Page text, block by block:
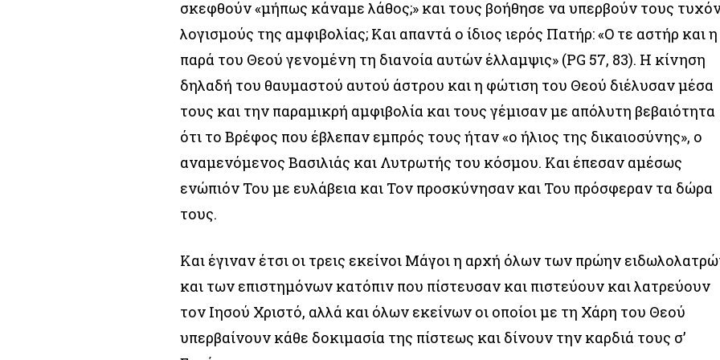
σκεφθούν «μήπως κάναμε λάθος;» και τους βοήθησε να υπερβούν τους
λογισμούς της αμφιβολίας; Και απαντά ο ίδιος ιερός Πατήρ: «Ο τε αστήρ και η
παρά του Θεού γενομένη τη διανοία αυτών έλλαμψις» (PG 57, 83). Η κίνηση
δηλαδή του θαυμαστού αυτού άστρου και η φώτιση του Θεού διέλυσαν μέσα
τους και την παραμικρή αμφιβολία και τους γέμισαν με απόλυτη βεβαιότητα
ότι το Βρέφος που έβλεπαν εμπρός τους ήταν «ο ήλιος της δικαιοσύνης», ο
αναμενόμενος Βασιλιάς και Λυτρωτής του κόσμου. Και έπεσαν αμέσως
ενώπιόν Του με ευλάβεια και Τον προσκύνησαν και Του πρόσφεραν τα δώρα
τους.
Και έγιναν έτσι οι τρεις εκείνοι Μάγοι η αρχή όλων των πρώην
και των επιστημόνων κατόπιν που πίστευσαν και πιστεύουν και λατρεύουν
τον Ιησού Χριστό, αλλά και όλων εκείνων οι οποίοι με τη Χάρη του Θεού
υπερβαίνουν κάθε δοκιμασία της πίστεως και δίνουν την καρδιά τους σ’